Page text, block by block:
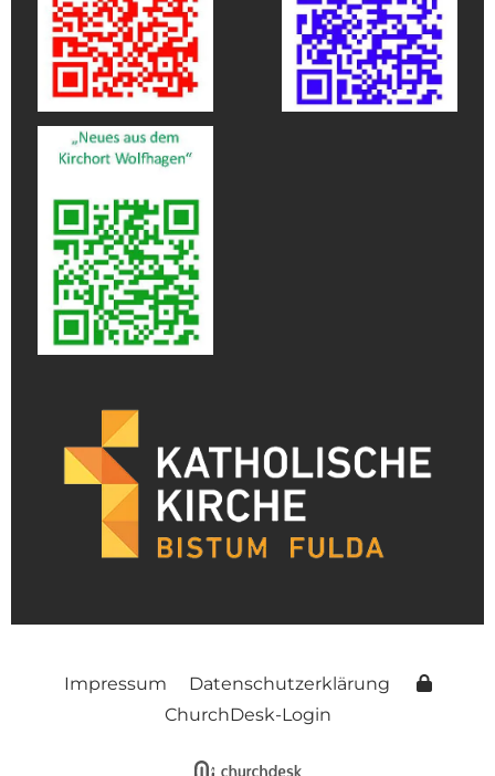
Impressum
Datenschutzerklärung
ChurchDesk-Login